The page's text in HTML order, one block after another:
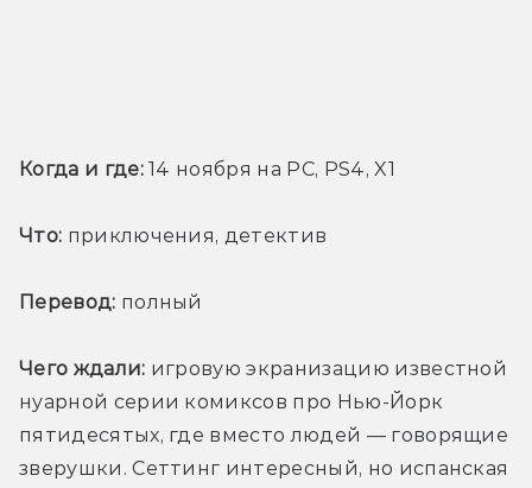
Когда и где: 14 ноября на PC, PS4, X1
Что: приключения, детектив
Перевод: полный
Чего ждали: игровую экранизацию известной
нуарной серии комиксов про Нью-Йорк
пятидесятых, где вместо людей — говорящие
зверушки. Сеттинг интересный, но испанская